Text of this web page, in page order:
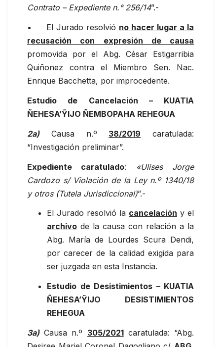
Contrato – Expediente n.° 256/14”.-
• El Jurado resolvió no hacer lugar a la
recusación con expresión de causa
promovida por el Abg. César Estigarribia
Quiñonez contra el Miembro Sen. Nac.
Enrique Bacchetta, por improcedente.
Estudio de Cancelación – KUATIA
ÑEHESA’ỸIJO ÑEMBOPAHA REHEGUA
2a)Causa n.º 38/2019 caratulada:
“Investigación preliminar”.
Expediente caratulado:
«Ulises Jorge
Cardozo s/ Violación de la Ley n.º 1340/18
y otros (Tutela Jurisdiccional)”.-
El Jurado resolvió la cancelación y el
archivo de la causa con relación a la
Abg. María de Lourdes Scura Dendi,
por carecer de la calidad exigida para
ser juzgada en esta Instancia.
Estudio de Desistimientos – KUATIA
ÑEHESA’ỸIJO DESISTIMIENTOS
REHEGUA
3a)Causa n.º 305/2021caratulada: “Abg.